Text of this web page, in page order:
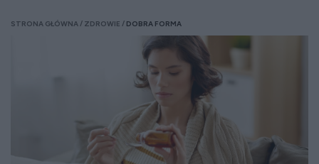
STRONA GŁÓWNA ZDROWIE DOBRA FORMA